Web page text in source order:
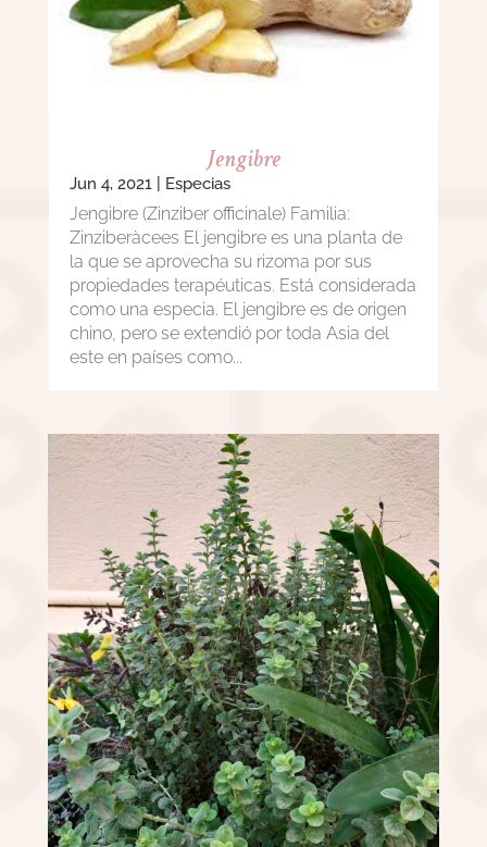
Jengibre
Jun 4, 2021| Especias
Jengibre (Zinziber officinale) Familia:
Zinziberàcees El jengibre es una planta de
la que se aprovecha su rizoma por sus
propiedades terapéuticas. Está considerada
como una especia. El jengibre es de origen
chino, pero se extendió por toda Asia del
este en países como...